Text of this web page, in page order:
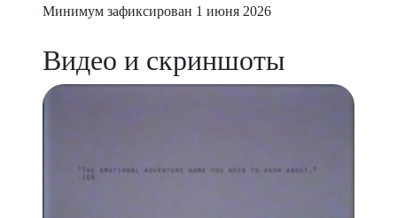
Минимум зафиксирован 1 июня 2026
Видео и скриншоты